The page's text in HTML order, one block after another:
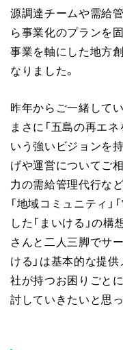
源調達チームや需給
ら事業化のプランを
事業を軸にした地方
なりました。
昨年からご一緒して
まさに「五島の再エ
いう強いビジョンを
げや運営についてご
力の需給管理代行な
「地域コミュニティ」
した「まいける」の
さんと二人三脚でサ
ける」は基本的な提
社が持つお困りごと
討していきたいと思